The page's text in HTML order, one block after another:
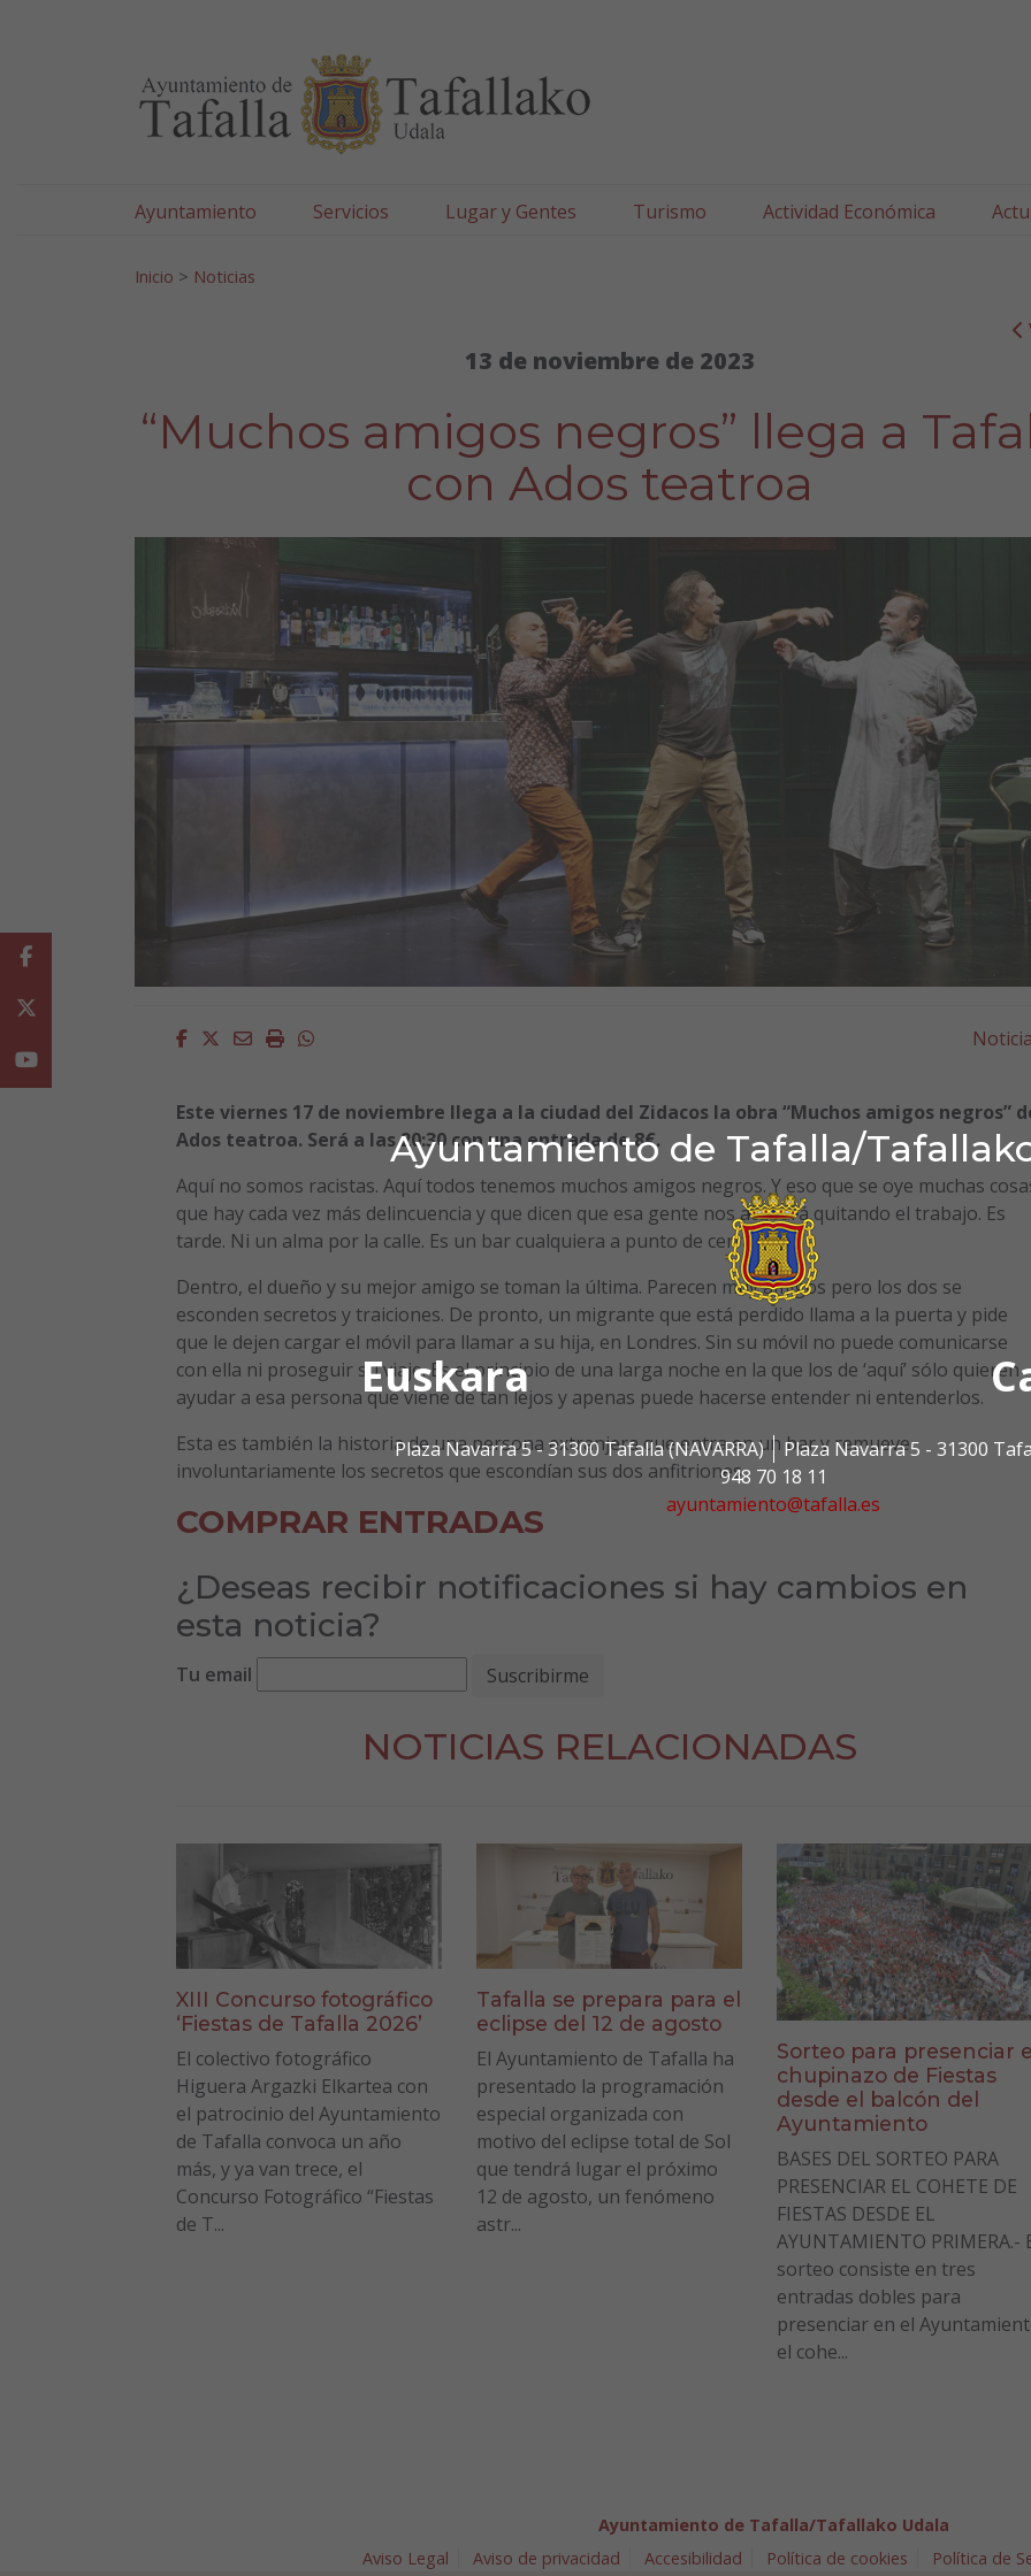
Ayuntamiento de Tafalla/
Euskara
Plaza Navarra 5 - 31300 Tafalla (NAVARRA)
Plaza Navarra 5 - 31300
948 70 18 11
ayuntamiento@tafalla.es
Ayuntamiento Servicios Lugar y Gentes Turismo Actividad Económica
Inicio > Noticias
13 de noviembre de 2023
“Muchos amigos negros” llega a
con Ados teatroa
Facebook
Twitter
EmailImprimirWhatsapp
Este viernes 17 de noviembre llega a la ciudad del Zidacos la obra “Muchos amigos negros”
Ados teatroa. Será a las 20:30 con una entrada de 8€.
Aquí no somos racistas. Aquí todos tenemos muchos amigos negros. Y eso que se oye muchas
que hay cada vez más delincuencia y que dicen que esa gente nos acabará quitando el trabajo. Es
tarde. Ni un alma por la calle. Es un bar cualquiera a punto de cerrar.
Dentro, el dueño y su mejor amigo se toman la última. Parecen muy amigos pero los dos se
esconden secretos y traiciones. De pronto, un migrante que está perdido llama a la puerta y pide
que le dejen cargar el móvil para llamar a su hija, en Londres. Sin su móvil no puede comunicarse
con ella ni proseguir su viaje. Es el principio de una larga noche en la que los de ‘aquí’ sólo quieren
ayudar a esa persona que viene de tan lejos y apenas puede hacerse entender ni entenderlos.
Esta es también la historia de una persona extranjera que entra en un bar y remueve
involuntariamente los secretos que escondían sus dos anfitriones.
COMPRAR ENTRADAS
¿Deseas recibir notificaciones si hay cambios en
esta noticia?
Tu email
NOTICIAS RELACIONADAS
XIII Concurso fotográfico
‘Fiestas de Tafalla 2026’
El colectivo fotográfico
Higuera Argazki Elkartea con
el patrocinio del Ayuntamiento
de Tafalla convoca un año
más, y ya van trece, el
Concurso Fotográfico “Fiestas
de T...
Tafalla se prepara para el
eclipse del 12 de agosto
El Ayuntamiento de Tafalla ha
presentado la programación
especial organizada con
motivo del eclipse total de Sol
que tendrá lugar el próximo
12 de agosto, un fenómeno
astr...
Sorteo para presenciar
chupinazo de Fiestas
desde el balcón del
Ayuntamiento
BASES DEL SORTEO PARA
PRESENCIAR EL COHETE DE
FIESTAS DESDE EL
AYUNTAMIENTO PRIMERA.-
sorteo consiste en tres
entradas dobles para
presenciar en el
el cohe...
Facebook
Youtube
Ayuntamiento de Tafalla/Tafallako Udala
Aviso Legal
Aviso de privacidad Accesibilidad Política de cookies Política de